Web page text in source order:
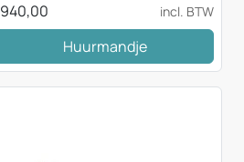
940,00 incl. BTW
Huurmandje